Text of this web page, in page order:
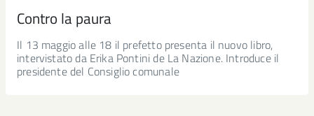
Contro la paura
Il 13 maggio alle 18 il prefetto presenta il nuovo libro,
intervistato da Erika Pontini de La Nazione. Introduce il
presidente del Consiglio comunale